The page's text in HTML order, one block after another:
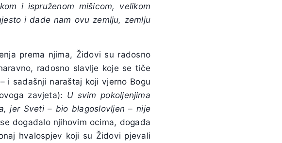
i ispruženom mišicom, velikom
i dade nam ovu zemlju, zemlju
prema njima, Židovi su radosno
radosno slavlje koje se tiče
i sadašnji naraštaj koji vjerno Bogu
zavjeta): U svim pokoljenjima
jer Sveti – bio blagoslovljen – nije
događalo njihovim ocima, događa
hvalospjev koji su Židovi pjevali